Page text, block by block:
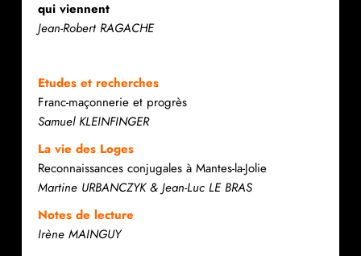
qui viennent
Jean-Robert RAGACHE
Etudes et recherches
Franc-maçonnerie et progrès
Samuel KLEINFINGER
La vie des Loges
Reconnaissances conjugales à Mantes-la-Jolie
Martine URBANCZYK & Jean-Luc LE BRAS
Notes de lecture
Irène MAINGUY